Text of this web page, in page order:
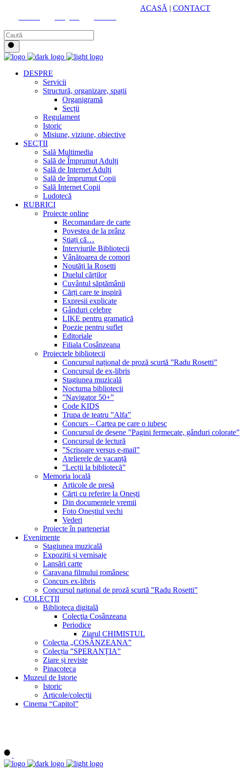
ACASĂ | CONTACT
DESPRE
Servicii
Structură, organizare, spații
Organigramă
Secții
Regulament
Istoric
Misiune, viziune, obiective
SECȚII
Sală Multimedia
Sală de Împrumut Adulți
Sală de Internet Adulți
Sală de împrumut Copii
Sală Internet Copii
Ludotecă
RUBRICI
Proiecte online
Recomandare de carte
Povestea de la prânz
Știați că…
Interviurile Bibliotecii
Vânătoarea de comori
Noutăți la Rosetti
Duelul cărților
Cuvântul săptămânii
Cărți care te inspiră
Expresii explicate
Gânduri celebre
LIKE pentru gramatică
Poezie pentru suflet
Editoriale
Filiala Cosânzeana
Proiectele bibliotecii
Concursul național de proză scurtă ”Radu Rosetti”
Concursul de ex-libris
Stagiunea muzicală
Nocturna bibliotecii
”Navigator 50+”
Code KIDS
Trupa de teatru ”Alfa”
Concurs – Cartea pe care o iubesc
Concursul de desene ”Pagini fermecate, gânduri colorate”
Concursul de lectură
”Scrisoare versus e-mail”
Atelierele de vacanță
”Lecții la bibliotecă”
Memoria locală
Articole de presă
Cărți cu referire la Onești
Din documentele vremii
Foto Oneștiul vechi
Vederi
Proiecte în parteneriat
Evenimente
Stagiunea muzicală
Expoziții și vernisaje
Lansări carte
Caravana filmului românesc
Concurs ex-libris
Concursul național de proză scurtă ”Radu Rosetti”
COLECŢII
Biblioteca digitală
Colecţia Cosânzeana
Periodice
Ziarul CHIMISTUL
Colecția „COSÂNZEANA”
Colecția ”SPERANȚIA”
Ziare și reviste
Pinacoteca
Muzeul de Istorie
Istoric
Articole/colecții
Cinema “Capitol”